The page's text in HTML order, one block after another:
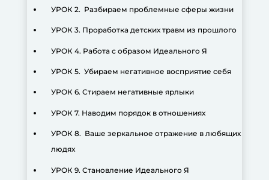
УРОК 2. Разбираем проблемные сферы жизни
УРОК 3. Проработка детских травм из прошлого
УРОК 4. Работа с образом Идеального Я
УРОК 5. Убираем негативное восприятие себя
УРОК 6. Стираем негативные ярлыки
УРОК 7. Наводим порядок в отношениях
УРОК 8. Ваше зеркальное отражение в любящих
людях
УРОК 9. Становление Идеального Я